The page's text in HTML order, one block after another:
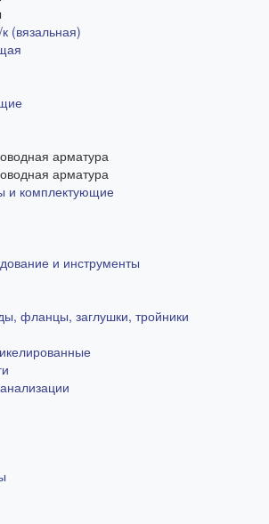
(вязальная)
арматура
арматура
и комплектующие
и инструменты
фланцы, заглушки, тройники